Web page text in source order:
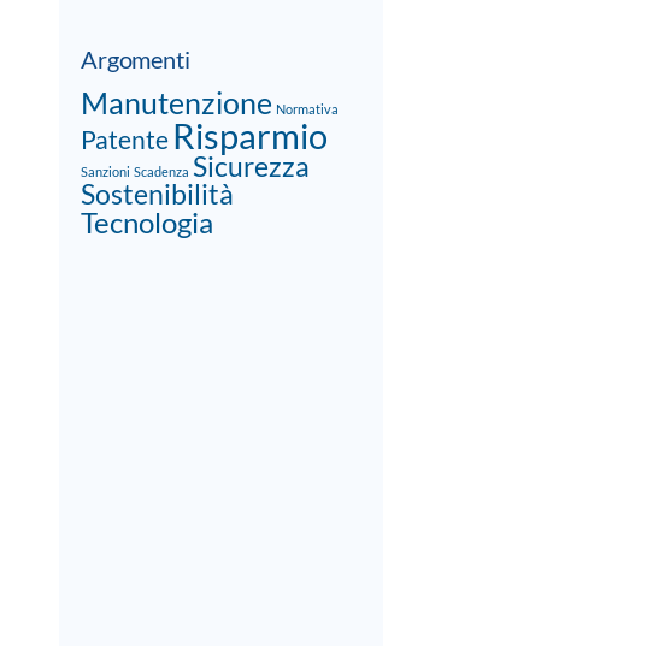
Argomenti
Manutenzione Normativa
Patente Risparmio
Sanzioni Scadenza Sicurezza
Sostenibilità
Tecnologia